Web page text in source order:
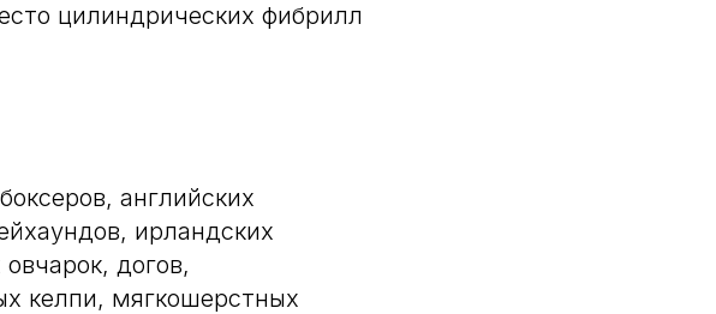
цилиндрических фибрилл
английских
ирландских
догов,
келпи, мягкошерстных